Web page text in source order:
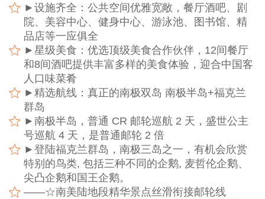
►设施齐全：公共空间优雅宽敞，餐厅酒吧、剧
院、美容中心、健身中心、游泳池、图书馆、精
品店等一应俱全
►星级美食：优选顶级美食合作伙伴，12间餐厅
和8间酒吧提供丰富多样的美食体验，迎合中国客
人口味菜肴
►精选航线：真正的南极双岛 南极半岛+福克兰
群岛
►南极半岛，普通 CR 邮轮巡航 2 天，盛世公主
号巡航 4 天，是普通邮轮 2 倍
►登陆福克兰群岛，南极三岛之一，有机会欣赏
特别的鸟类, 包括三种不同的企鹅, 麦哲伦企鹅、
尖凸企鹅和国王企鹅。
——☆南美陆地段精华景点丝滑衔接邮轮线